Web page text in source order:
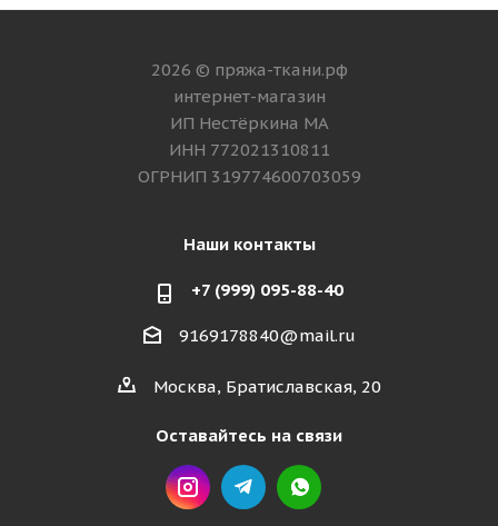
2026 © пряжа-ткани.рф
интернет-магазин
ИП Нестёркина МА
ИНН 772021310811
ОГРНИП 319774600703059
Наши контакты
+7 (999) 095-88-40
9169178840@mail.ru
Москва, Братиславская, 20
Оставайтесь на связи